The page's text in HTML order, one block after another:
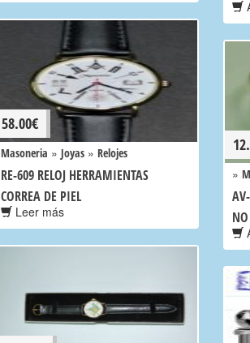
58.00€
Masoneria » Joyas » Relojes
RE-609 RELOJ HERRAMIENTAS
CORREA DE PIEL
Leer más
»